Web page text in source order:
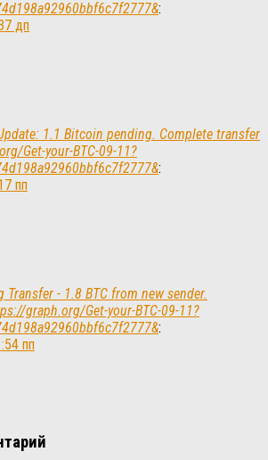
:
дп
1.1 Bitcoin pending. Complete transfer
Get-your-BTC-09-11?
:
пп
Transfer - 1.8 BTC from new sender.
graph.org/Get-your-BTC-09-11?
:
пп